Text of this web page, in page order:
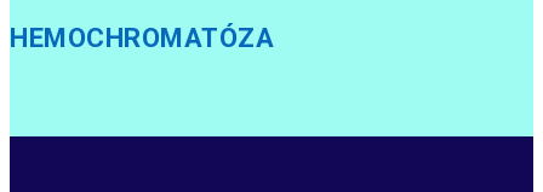
HEMOCHROMATÓZA